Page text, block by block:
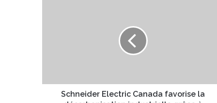
r
Schneider Electric Canada favorise la